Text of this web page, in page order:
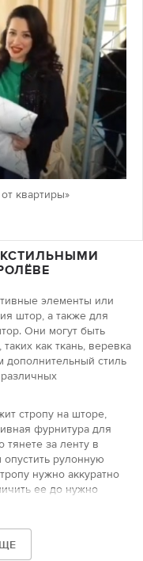
квартиры»
элементы или
штор, а также для
Они могут быть
как ткань, веревка
дополнительный стиль
стропу на шторе,
фурнитура для
тянете за ленту в
рулонную
нужно аккуратно
ее до нужно